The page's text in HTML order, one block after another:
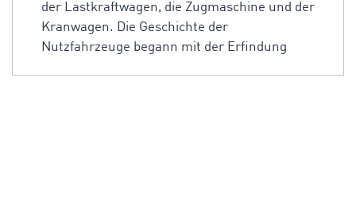
der Lastkraftwagen, die Zugmaschine und der
Kranwagen. Die Geschichte der
Nutzfahrzeuge begann mit der Erfindung